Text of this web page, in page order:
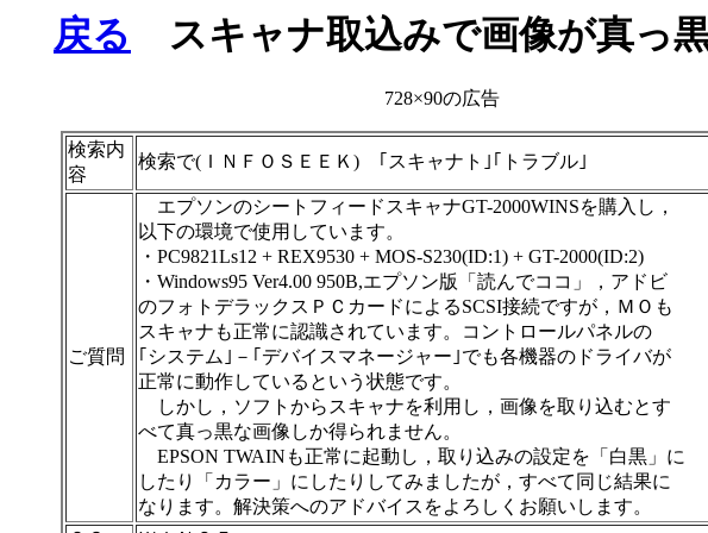
戻る スキャナ取込みで画像が真っ
728×90の広告
検索内
容
検索で(ＩＮＦＯＳＥＥＫ) ｢スキャナト｣｢トラブル｣
ご質問
エプソンのシートフィードスキャナGT-2000WINSを購入し，
以下の環境で使用しています。
・PC9821Ls12 + REX9530 + MOS-S230(ID:1) + GT-2000(ID:2)
・Windows95 Ver4.00 950B,エプソン版「読んでココ」，アドビ
のフォトデラックスＰＣカードによるSCSI接続ですが，ＭＯも
スキャナも正常に認識されています。コントロールパネルの
｢システム｣－｢デバイスマネージャー｣でも各機器のドライバが
正常に動作しているという状態です。
しかし，ソフトからスキャナを利用し，画像を取り込むとす
べて真っ黒な画像しか得られません。
EPSON TWAINも正常に起動し，取り込みの設定を「白黒」に
したり「カラー」にしたりしてみましたが，すべて同じ結果に
なります。解決策へのアドバイスをよろしくお願いします。